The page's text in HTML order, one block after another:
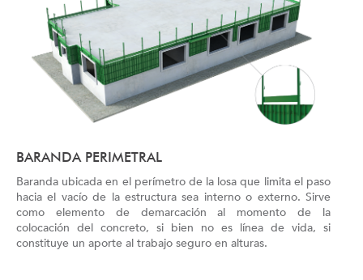
BARANDA PERIMETRAL
Baranda ubicada en el perímetro de la losa que limita el paso
hacia el vacío de la estructura sea interno o externo. Sirve
como elemento de demarcación al momento de la
colocación del concreto, si bien no es línea de vida, si
constituye un aporte al trabajo seguro en alturas.